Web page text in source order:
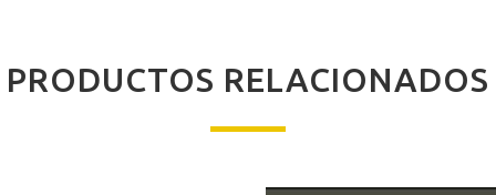
PRODUCTOS RELACIONADOS